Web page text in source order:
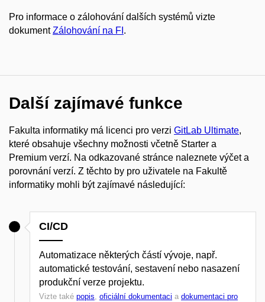
Pro informace o zálohování dalších systémů vizte
dokumentZálohování na FI .
Další zajímavé funkce
Fakulta informatiky má licenci pro verzi GitLab Ultimate,
které obsahuje všechny možnosti včetně Starter a
Premium verzí. Na odkazované stránce naleznete výčet a
porovnání verzí. Z těchto by pro uživatele na Fakultě
informatiky mohli být zajímavé následující:
CI/CD
Automatizace některých částí vývoje, např.
automatické testování, sestavení nebo nasazení
produkční verze projektu.
Vizte také popis, oficiální dokumentaci a dokumentaci pro